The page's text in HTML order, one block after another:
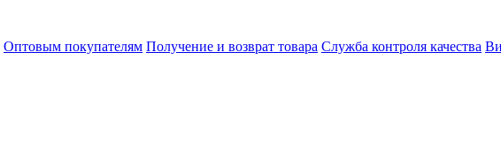
Оптовым покупателям Получение и возврат товара Служба контроля качества